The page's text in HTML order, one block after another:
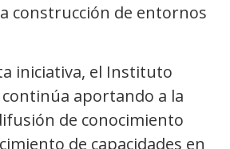
construcción de entornos
iniciativa, el Instituto
continúa aportando a la
de conocimiento
de capacidades en